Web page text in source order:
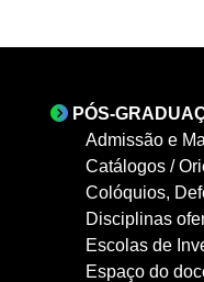
PÓS-
Admissão e
Catálogos /
Colóquios,
Disciplinas
Escolas de
Espaço do